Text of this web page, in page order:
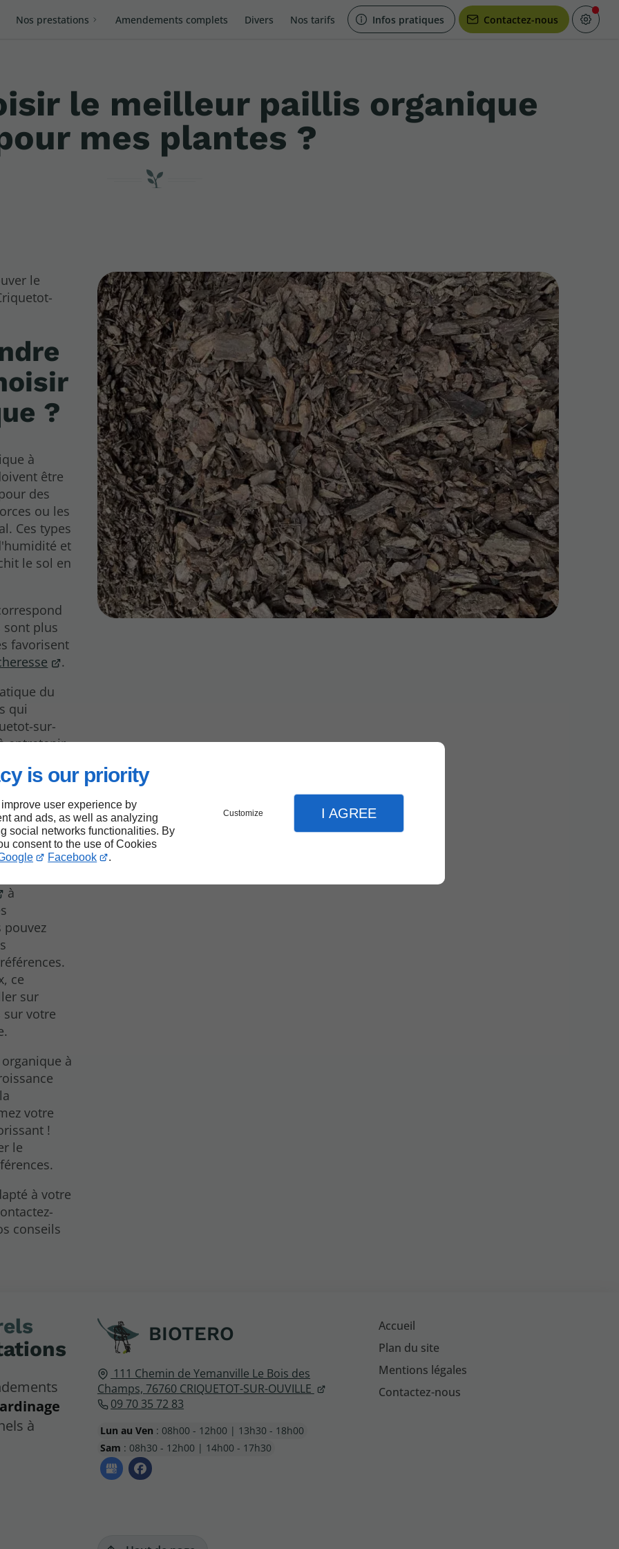
is our priority
user experience by
and ads, as well as analyzing
social networks functionalities. By
consent to the use of Cookies
Facebook .
Customize I AGREE
Nos prestations Amendements complets Divers Nos tarifs Infos pratiques Contactez-nous
le meilleur paillis organique
mes plantes ?
le
?
à
être
des
ou les
Ces types
et
le sol en
sont plus
favorisent
.
du
qui
sur-
entretenir.
à
pouvez
ce
sur
sur votre
à
votre
!
le
à votre
conseils
à
BIOTERO
111 Chemin de Yemanville Le Bois des
Champs, 76760 CRIQUETOT-SUR-OUVILLE
09 70 35 72 83
Lun au Ven : 08h00 - 12h00 | 13h30 - 18h00
Sam : 08h30 - 12h00 | 14h00 - 17h30
Accueil
Plan du site
Mentions légales
Contactez-nous